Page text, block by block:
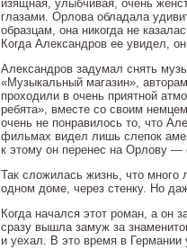
изящная, улыбчивая, очень
глазами. Орлова обладала
образцам, она никогда не
Когда Александров ее увидел,
Александров задумал снять
«Музыкальный магазин»,
проходили в очень приятной
ребята», вместе со своим
очень не понравилось то, что
фильмах видел лишь слепок
к этому он перенес на Орлову —
Так сложилась жизнь, что много
одном доме, через стенку. Но
Когда начался этот роман, а он
сразу вышла замуж за
и уехал. В это время в